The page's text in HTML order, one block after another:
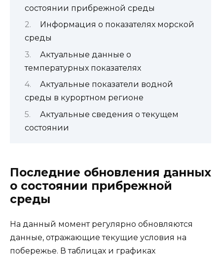
состоянии прибрежной среды
Информация о показателях морской
среды
Актуальные данные о
температурных показателях
Актуальные показатели водной
среды в курортном регионе
Актуальные сведения о текущем
состоянии
Последние обновления данных
о состоянии прибрежной
среды
На данный момент регулярно обновляются
данные, отражающие текущие условия на
побережье. В таблицах и графиках